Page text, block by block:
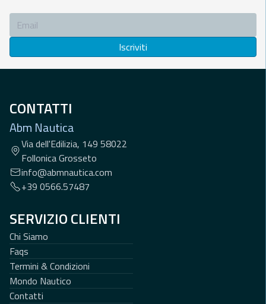
Iscriviti
CONTATTI
Abm Nautica
Via dell'Edilizia, 149 58022
Follonica Grosseto
info@abmnautica.com
+39 0566.57487
SERVIZIO CLIENTI
Chi Siamo
Faqs
Termini & Condizioni
Mondo Nautico
Contatti